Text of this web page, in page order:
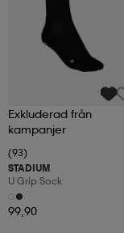
Exkluderad från
kampanjer
(93)
STADIUM
U Grip Sock
99,90